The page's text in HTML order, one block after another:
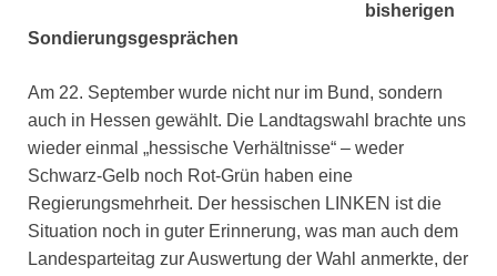
bisherigen
Sondierungsgesprächen
Am 22. September wurde nicht nur im Bund, sondern
auch in Hessen gewählt. Die Landtagswahl brachte uns
wieder einmal „hessische Verhältnisse“ – weder
Schwarz-Gelb noch Rot-Grün haben eine
Regierungsmehrheit. Der hessischen LINKEN ist die
Situation noch in guter Erinnerung, was man auch dem
Landesparteitag zur Auswertung der Wahl anmerkte, der